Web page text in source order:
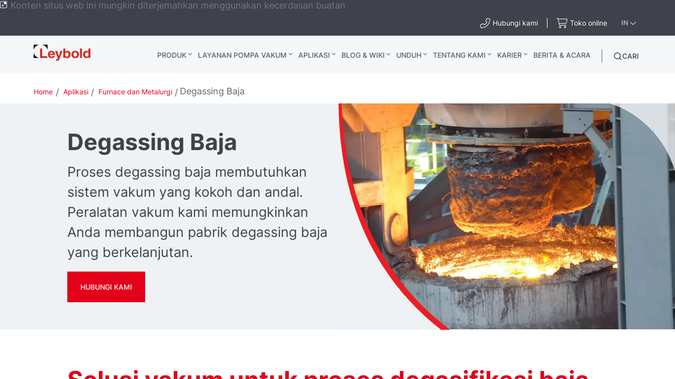
Konten situs web ini mungkin diterjemahkan menggunakan kecerdasan buatan
Hubungi kami Toko online IN
Leybold
Global
PRODUK LAYANAN POMPA VAKUM APLIKASI BLOG & WIKI UNDUH TENTANG KAMI KARIER BERITA & ACARA CARI
Home Aplikasi Furnace dan Metalurgi Degassing Baja
Degassing Baja
Proses degassing baja membutuhkan
sistem vakum yang kokoh dan andal.
Peralatan vakum kami memungkinkan
Anda membangun pabrik degassing baja
yang berkelanjutan.
HUBUNGI KAMI